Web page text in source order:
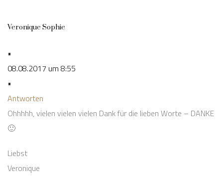
Veronique Sophie
•
08.08.2017 um 8:55
•
Antworten
Ohhhhh, vielen vielen vielen Dank für die lieben Worte – DANKE
🙂
Liebst
Veronique